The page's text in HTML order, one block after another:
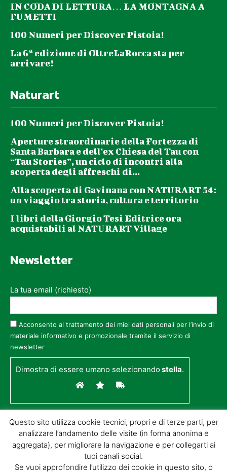
IN CODA DI LETTURA… LA MONTAGNA A
FUMETTI
100 Numeri per Discover Pistoia!
La 6ª edizione di OltreLaRocca sta per
arrivare!
Naturart
100 Numeri per Discover Pistoia!
Aperture straordinarie della Fortezza di
Santa Barbara e dell’ex Chiesa del Tau con
“Tau Stories”, un ciclo di incontri alla
scoperta degli affreschi di...
Alla scoperta di Gavinana con NATURART 54:
un viaggio tra storia, cultura e territorio
I libri della Giorgio Tesi Editrice ora
acquistabili al NATURART Village
Newsletter
La tua email (richiesto)
Acconsento al trattamento dei miei dati personali per l’invio di
materiale informativo e promozionale tramite il servizio di
newsletter
Dimostra di essere umano selezionandostella.
Questo sito utilizza cookie tecnici, propri e di terze parti, per
analizzare l’andamento delle visite (in forma anonima e
aggregata), per migliorare la navigazione e per collegarti ai
tuoi canali social.
Se vuoi approfondire l’utilizzo dei cookie in questo sito, o